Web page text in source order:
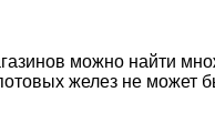
можно найти
желез не может